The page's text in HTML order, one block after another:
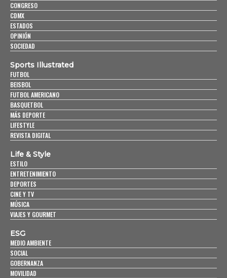
CONGRESO
CDMX
ESTADOS
OPINIÓN
SOCIEDAD
Sports Illustrated
FUTBOL
BEISBOL
FUTBOL AMERICANO
BASQUETBOL
MÁS DEPORTE
LIFESTYLE
REVISTA DIGITAL
Life & Style
ESTILO
ENTRETENIMIENTO
DEPORTES
CINE Y TV
MÚSICA
VIAJES Y GOURMET
ESG
MEDIO AMBIENTE
SOCIAL
GOBERNANZA
MOVILIDAD